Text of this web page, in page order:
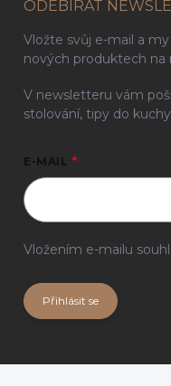
ODEBÍRAT
Vložte svůj e-mail a
nových produktech na
V newsletteru vám
stolování, tipy do
E-MAIL
Vložením e-mailu
Přihlásit se